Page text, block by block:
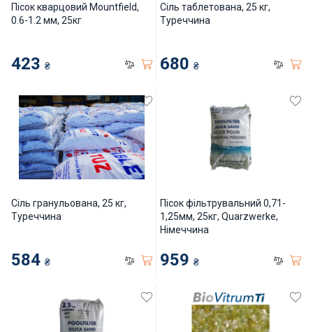
Засоби порятунку на воді
Аксесуари для громадських
Підйомники для басейнів
Інклюзивність пляжів
Закладні деталі
Оздоблення чаші басейну
Килими кам'яні
Пісок кварцовий Mountfield,
0.6-1.2 мм, 25кг
423 ₴
Сіль таблетована, 25 кг,
Туреччина
680 ₴
Сіль гранульована, 25 кг,
Туреччина
584 ₴
Пісок фільтрувальний 0,71-
1,25мм, 25кг, Quarzwerke,
Німеччина
959 ₴